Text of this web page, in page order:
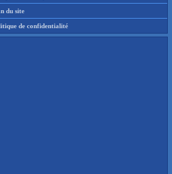
du site
de confidentialité